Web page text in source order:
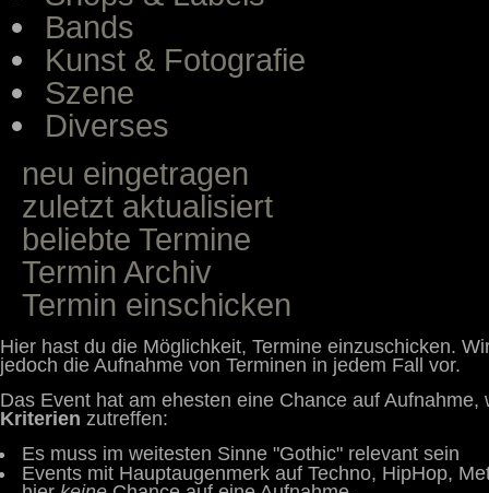
Bands
Kunst & Fotografie
Szene
Diverses
neu eingetragen
zuletzt aktualisiert
beliebte Termine
Termin Archiv
Termin einschicken
Hier hast du die Möglichkeit, Termine einzuschicken.
jedoch die Aufnahme von Terminen in jedem Fall vor.
Das Event hat am ehesten eine Chance auf Aufnahme,
Kriterien zutreffen:
Es muss im weitesten Sinne "Gothic" relevant sein
Events mit Hauptaugenmerk auf Techno, HipHop,